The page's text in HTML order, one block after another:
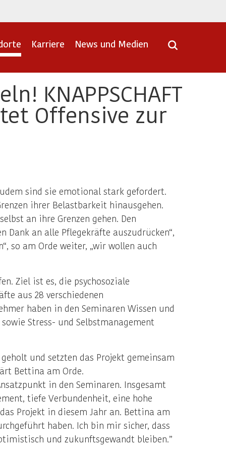
Karriere News und Medien
KNAPPSCHAFT
Offensive zur
sind sie emotional stark gefordert.
ihrer Belastbarkeit hinausgehen.
an ihre Grenzen gehen. Den
Dank an alle Pflegekräfte auszudrücken“,
so am Orde weiter, „wir wollen auch
Ziel ist es, die psychosoziale
aus 28 verschiedenen
haben in den Seminaren Wissen und
Stress- und Selbstmanagement
und setzten das Projekt gemeinsam
Bettina am Orde.
in den Seminaren. Insgesamt
tiefe Verbundenheit, eine hohe
Projekt in diesem Jahr an. Bettina am
haben. Ich bin mir sicher, dass
und zukunftsgewandt bleiben.”